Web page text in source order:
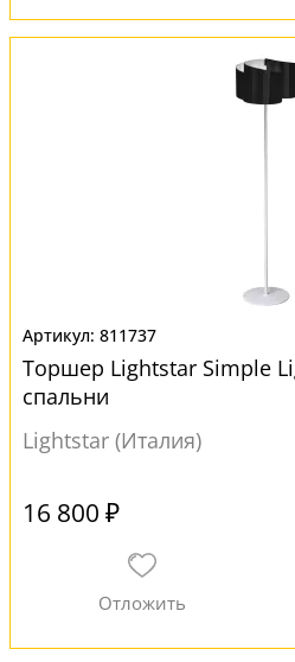
811737
Торшер Lightstar Simple
спальни
Lightstar (Италия)
16 800 ₽